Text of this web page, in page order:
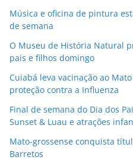
Música e oficina de pintura
de semana
O Museu de História Natural
pais e filhos domingo
Cuiabá leva vacinação ao
proteção contra a Influenza
Final de semana do Dia dos
Sunset & Luau e atrações
Mato-grossense conquista
Barretos